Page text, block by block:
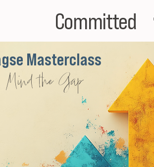
Committed
Masterclass
Mind the Gap